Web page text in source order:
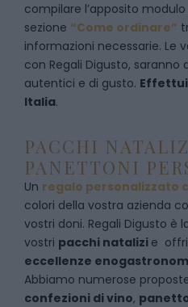
compilare l’apposito
sezione “Come ordinare”
informazioni necessarie. Le
con Regali Digusto,
autentici e di gusto.
Italia.
PACCHI
PANETTONI
Un regalo personalizzato
colori della vostra azienda
vostri doni. Regali Digusto è
vostri pacchi natalizi e
eccellenze
Abbiamo numerose
confezioni di vino,